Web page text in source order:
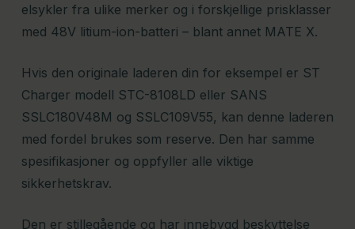
elsykler fra ulike merker og i forskjellige prisklasser
med 48V litium-ion-batteri – blant annet MATE X.
Hvis den originale laderen din for eksempel er ST
Charger modell STC-8108LD eller SANS
SSLC180V48M og SSLC109V55, kan denne laderen
med fordel brukes som reserve. Den har samme
spesifikasjoner og oppfyller alle viktige
sikkerhetskrav.
Den er stillegående og har innebygd beskyttelse